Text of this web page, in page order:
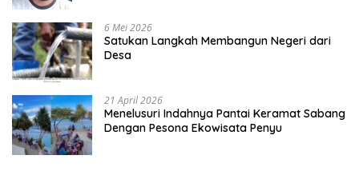
6 Mei 2026
Satukan Langkah Membangun Negeri dari
Desa
21 April 2026
Menelusuri Indahnya Pantai Keramat Sabang
Dengan Pesona Ekowisata Penyu